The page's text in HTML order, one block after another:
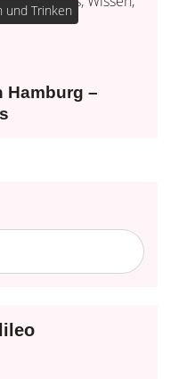
und Trinken
Hamburg –